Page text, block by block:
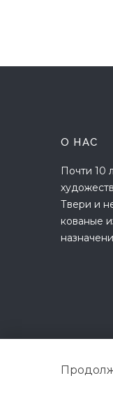
О НАС
Почти 10
Твери и
кованые